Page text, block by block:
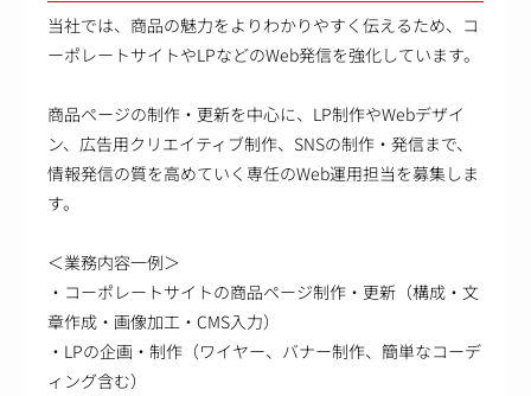
当社では、商品の魅力をよりわかりやすく伝えるため、コ
ーポレートサイトやLPなどのWeb発信を強化しています。
商品ページの制作・更新を中心に、LP制作やWebデザイ
ン、広告用クリエイティブ制作、SNSの制作・発信まで、
情報発信の質を高めていく専任のWeb運用担当を募集しま
す。
＜業務内容一例＞
・コーポレートサイトの商品ページ制作・更新（構成・文
章作成・画像加工・CMS入力）
・LPの企画・制作（ワイヤー、バナー制作、簡単なコーデ
ィング含む）